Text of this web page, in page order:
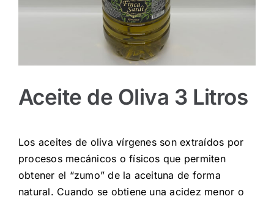
Aceite de Oliva 3 Litros
Los aceites de oliva vírgenes son extraídos por
procesos mecánicos o físicos que permiten
obtener el “zumo” de la aceituna de forma
natural. Cuando se obtiene una acidez menor o